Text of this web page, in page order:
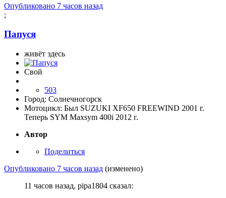
Опубликовано 7 часов назад
;
Папуся
живёт здесь
Свой
503
Город: Солнечногорск
Мотоцикл: Был SUZUKI XF650 FREEWIND 2001 г.
Теперь SYM Maxsym 400i 2012 г.
Автор
Поделиться
Опубликовано 7 часов назад (изменено)
11 часов назад, pipa1804 сказал: